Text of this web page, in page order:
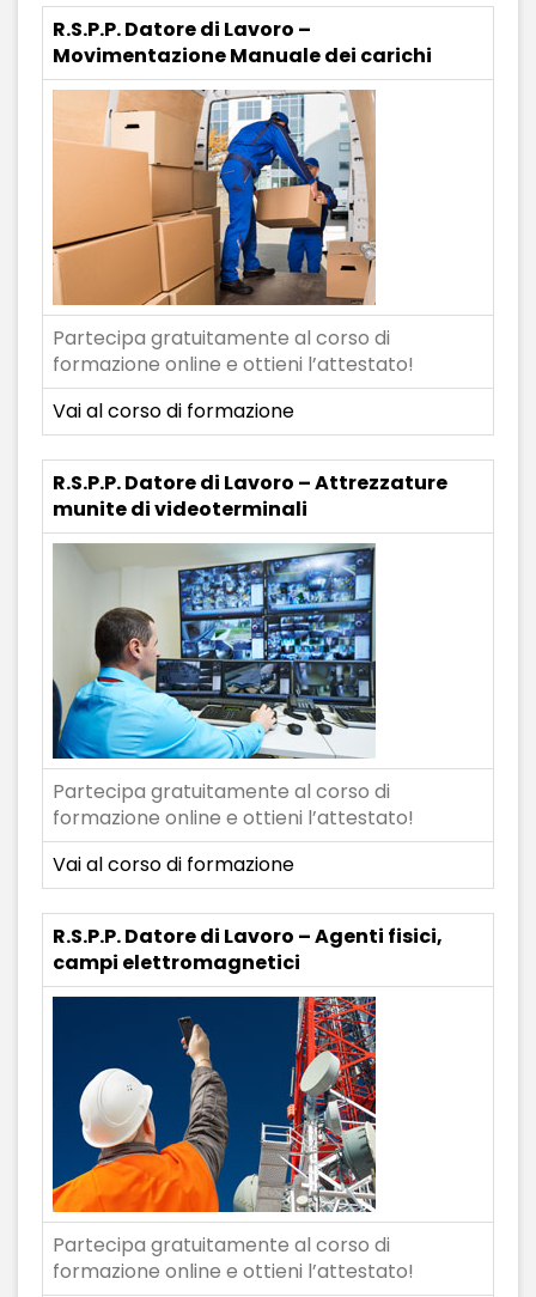
R.S.P.P. Datore di Lavoro –
Movimentazione Manuale dei carichi
Partecipa gratuitamente al corso di
formazione online e ottieni l’attestato!
Vai al corso di formazione
R.S.P.P. Datore di Lavoro – Attrezzature
munite di videoterminali
Partecipa gratuitamente al corso di
formazione online e ottieni l’attestato!
Vai al corso di formazione
R.S.P.P. Datore di Lavoro – Agenti fisici,
campi elettromagnetici
Partecipa gratuitamente al corso di
formazione online e ottieni l’attestato!